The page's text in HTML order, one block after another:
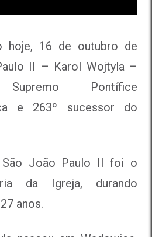
hoje, 16 de outubro de
II – Karol Wojtyla –
Pontífice
e 263º sucessor do
João Paulo II foi o
da Igreja, durando
anos.